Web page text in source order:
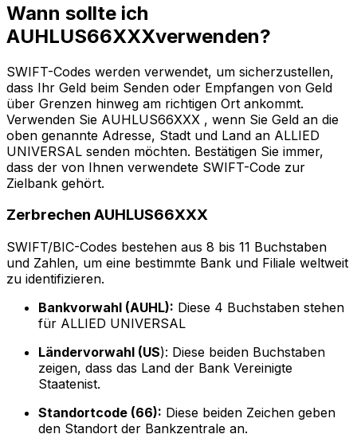
Wann sollte ich
AUHLUS66XXXverwenden?
SWIFT-Codes werden verwendet, um sicherzustellen,
dass Ihr Geld beim Senden oder Empfangen von Geld
über Grenzen hinweg am richtigen Ort ankommt.
Verwenden Sie AUHLUS66XXX , wenn Sie Geld an die
oben genannte Adresse, Stadt und Land an ALLIED
UNIVERSAL senden möchten. Bestätigen Sie immer,
dass der von Ihnen verwendete SWIFT-Code zur
Zielbank gehört.
Zerbrechen AUHLUS66XXX
SWIFT/BIC-Codes bestehen aus 8 bis 11 Buchstaben
und Zahlen, um eine bestimmte Bank und Filiale weltweit
zu identifizieren.
Bankvorwahl (AUHL): Diese 4 Buchstaben stehen
für ALLIED UNIVERSAL
Ländervorwahl (US): Diese beiden Buchstaben
zeigen, dass das Land der Bank Vereinigte
Staatenist.
Standortcode (66): Diese beiden Zeichen geben
den Standort der Bankzentrale an.